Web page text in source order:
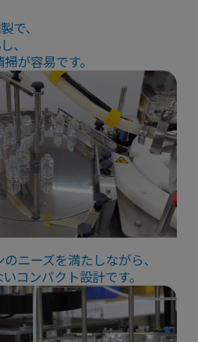
で、
、
が容易です。
ニーズを満たしながら、
コンパクト設計です。